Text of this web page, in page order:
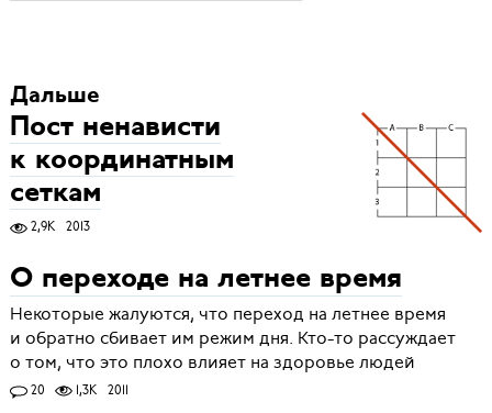
Дальше
Пост ненависти
к координатным
сеткам
2,9K 2013
О переходе на летнее время
Некоторые жалуются, что переход на летнее время
и обратно сбивает им режим дня. Кто-то рассуждает
о том, что это плохо влияет на здоровье людей
20 1,3K 2011